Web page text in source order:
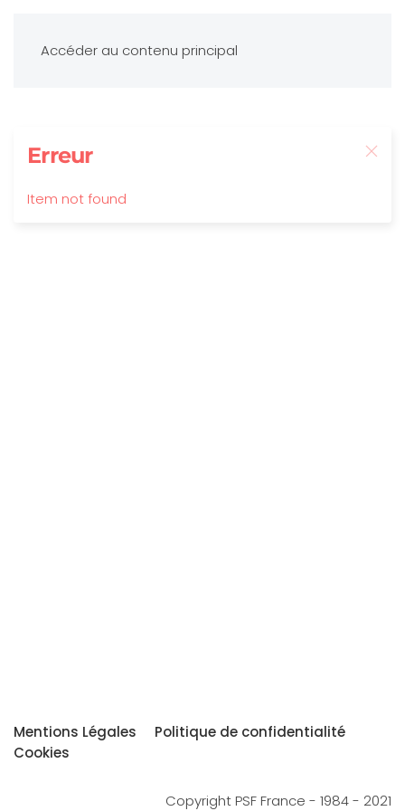
Accéder au contenu principal
Erreur
Item not found
Mentions Légales
Politique de confidentialité
Cookies
Copyright PSF France - 1984 - 2021